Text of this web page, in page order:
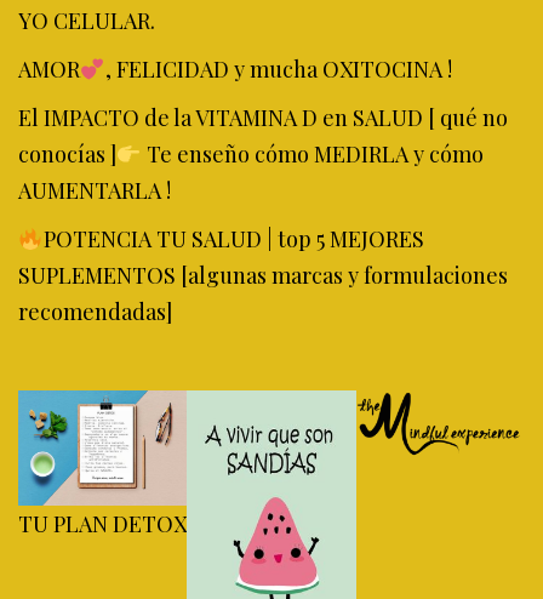
YO CELULAR.
AMOR
, FELICIDAD y mucha OXITOCINA !
El IMPACTO de la VITAMINA D en SALUD [ qué no
conocías ]
Te enseño cómo MEDIRLA y cómo
AUMENTARLA !
POTENCIA TU SALUD | top 5 MEJORES
SUPLEMENTOS [algunas marcas y formulaciones
recomendadas]
TU PLAN DETOX